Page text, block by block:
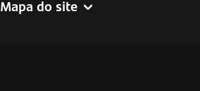
Mapa do site